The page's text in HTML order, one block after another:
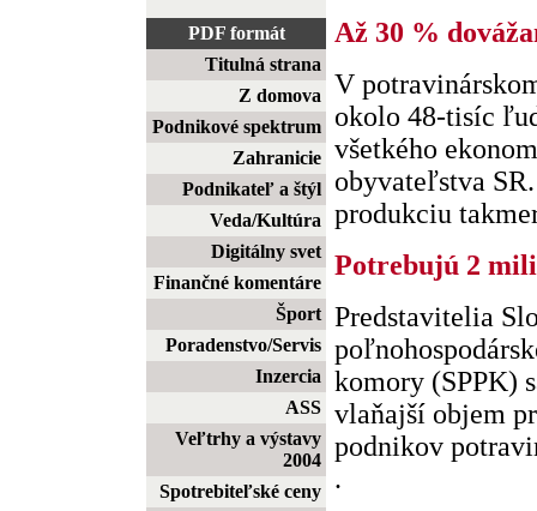
PDF formát
Titulná strana
Z domova
Podnikové spektrum
Zahranicie
Podnikateľ a štýl
Veda/Kultúra
Digitálny svet
Finančné komentáre
Šport
Poradenstvo/Servis
Inzercia
ASS
Veľtrhy a výstavy
2004
Spotrebiteľské ceny
Až 30 %
V
okolo 48-tisíc
všetkého
obyvateľstva
produkciu
Potrebujú 2
Predstavitelia
komory (SPPK)
vlaňajší objem
podnikov
.